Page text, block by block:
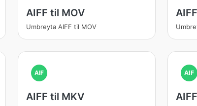
AIFF til MOV
Umbreyta AIFF til MOV
AIF
AIFF til MKV
AIF